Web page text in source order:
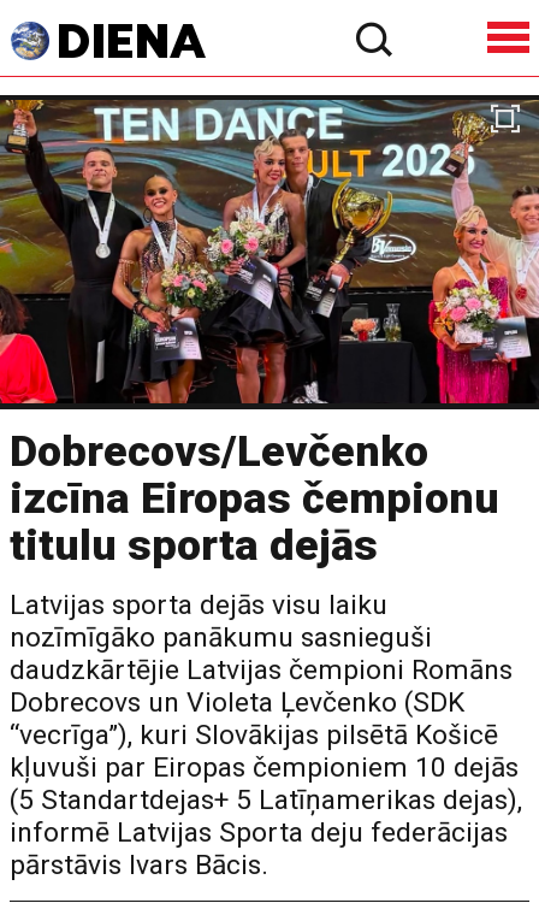
Dobrecovs/Levčenko
izcīna Eiropas čempionu
titulu sporta dejās
Latvijas sporta dejās visu laiku
nozīmīgāko panākumu sasnieguši
daudzkārtējie Latvijas čempioni Romāns
Dobrecovs un Violeta Ļevčenko (SDK
“vecrīga”), kuri Slovākijas pilsētā Košicē
kļuvuši par Eiropas čempioniem 10 dejās
(5 Standartdejas+ 5 Latīņamerikas dejas),
informē Latvijas Sporta deju federācijas
pārstāvis Ivars Bācis.